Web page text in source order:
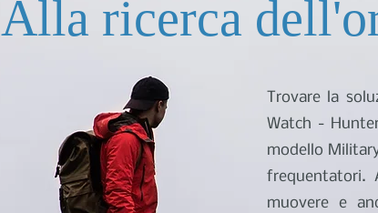
Alla ricerca
Trovare la
Watch -
modello
frequentatori.
muovere e